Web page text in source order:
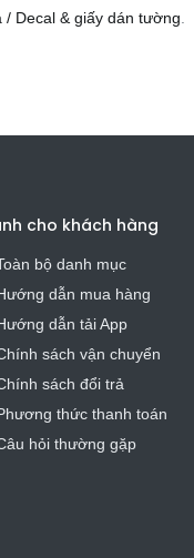
Decal & giấy dán tường
cho khách hàng
bộ danh mục
dẫn mua hàng
dẫn tải App
sách vận chuyển
sách đổi trả
thức thanh toán
hỏi thường gặp